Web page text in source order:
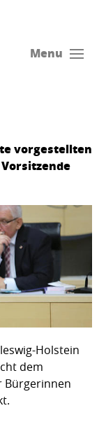
Menu
vorgestellten
Holstein
dem
Bürgerinnen